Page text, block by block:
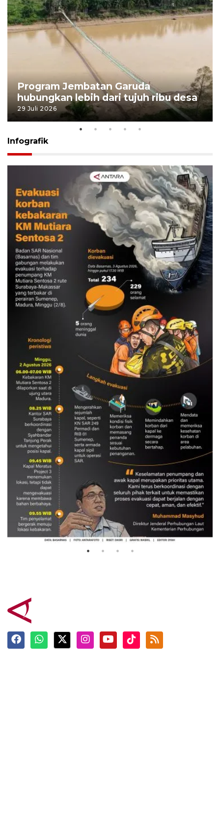
Program Jembatan Garuda
hubungkan lebih dari tujuh ribu desa
29 Juli 2026
Infografik
Evakuasi korban kebakaran KM
Mutiara Sentosa 2
3 Agustus 2026